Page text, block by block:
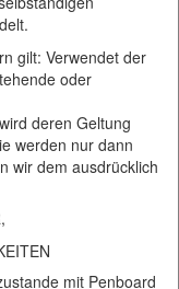
gilt: Verwendet der
oder
deren Geltung
werden nur dann
wir dem ausdrücklich
mit Penboard